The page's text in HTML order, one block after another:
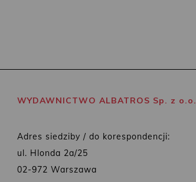
WYDAWNICTWO ALBATROS Sp. z o.o.
Adres siedziby / do korespondencji:
ul. Hlonda 2a/25
02-972 Warszawa